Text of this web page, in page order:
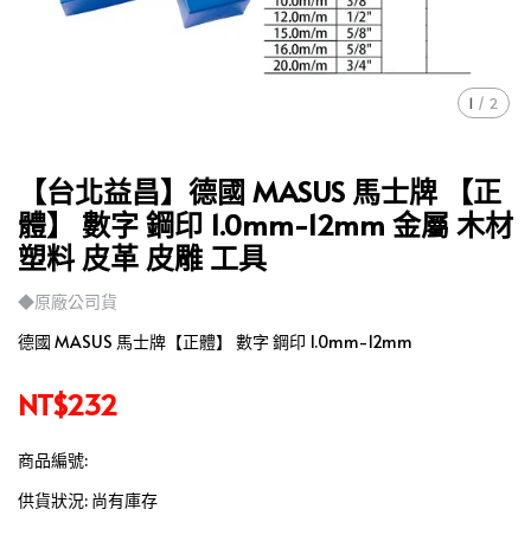
1 / 2
【台北益昌】德國 MASUS 馬士牌 【正
體】 數字 鋼印 1.0mm-12mm 金屬 木材
塑料 皮革 皮雕 工具
◆原廠公司貨
德國 MASUS 馬士牌【正體】 數字 鋼印 1.0mm-12mm
NT$232
商品編號:
供貨狀況: 尚有庫存